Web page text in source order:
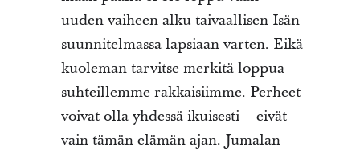
uuden vaiheen alku taivaallisen Isän
suunnitelmassa lapsiaan varten. Eikä
kuoleman tarvitse merkitä loppua
suhteillemme rakkaisiimme. Perheet
voivat olla yhdessä ikuisesti – eivät
vain tämän elämän ajan. Jumalan